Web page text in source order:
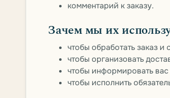
комментарий к заказу.
Зачем мы их
чтобы обработать заказ и
чтобы организовать
чтобы информировать вас
чтобы исполнить